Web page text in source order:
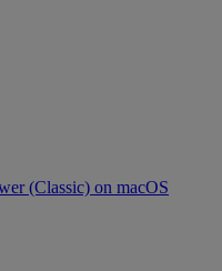
(Classic) on macOS